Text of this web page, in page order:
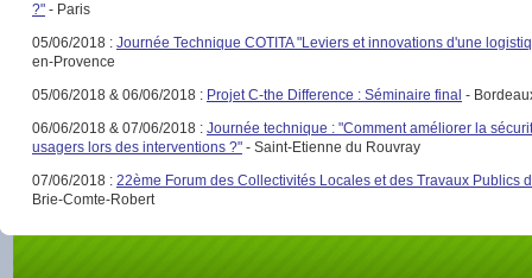
?" - Paris
05/06/2018 : Journée Technique COTITA "Leviers et innovations d'une
en-Provence
05/06/2018 & 06/06/2018 : Projet C-the Difference : Séminaire final -
06/06/2018 & 07/06/2018 : Journée technique : "Comment améliorer la
usagers lors des interventions ?" - Saint-Etienne du Rouvray
07/06/2018 : 22ème Forum des Collectivités Locales et des Travaux Publics
Brie-Comte-Robert